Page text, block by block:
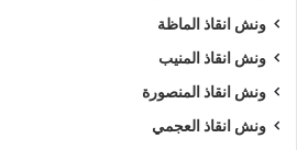
ونش انقاذ الماظة
ونش انقاذ المنيب
ونش انقاذ المنصورة
ونش انقاذ العجمي